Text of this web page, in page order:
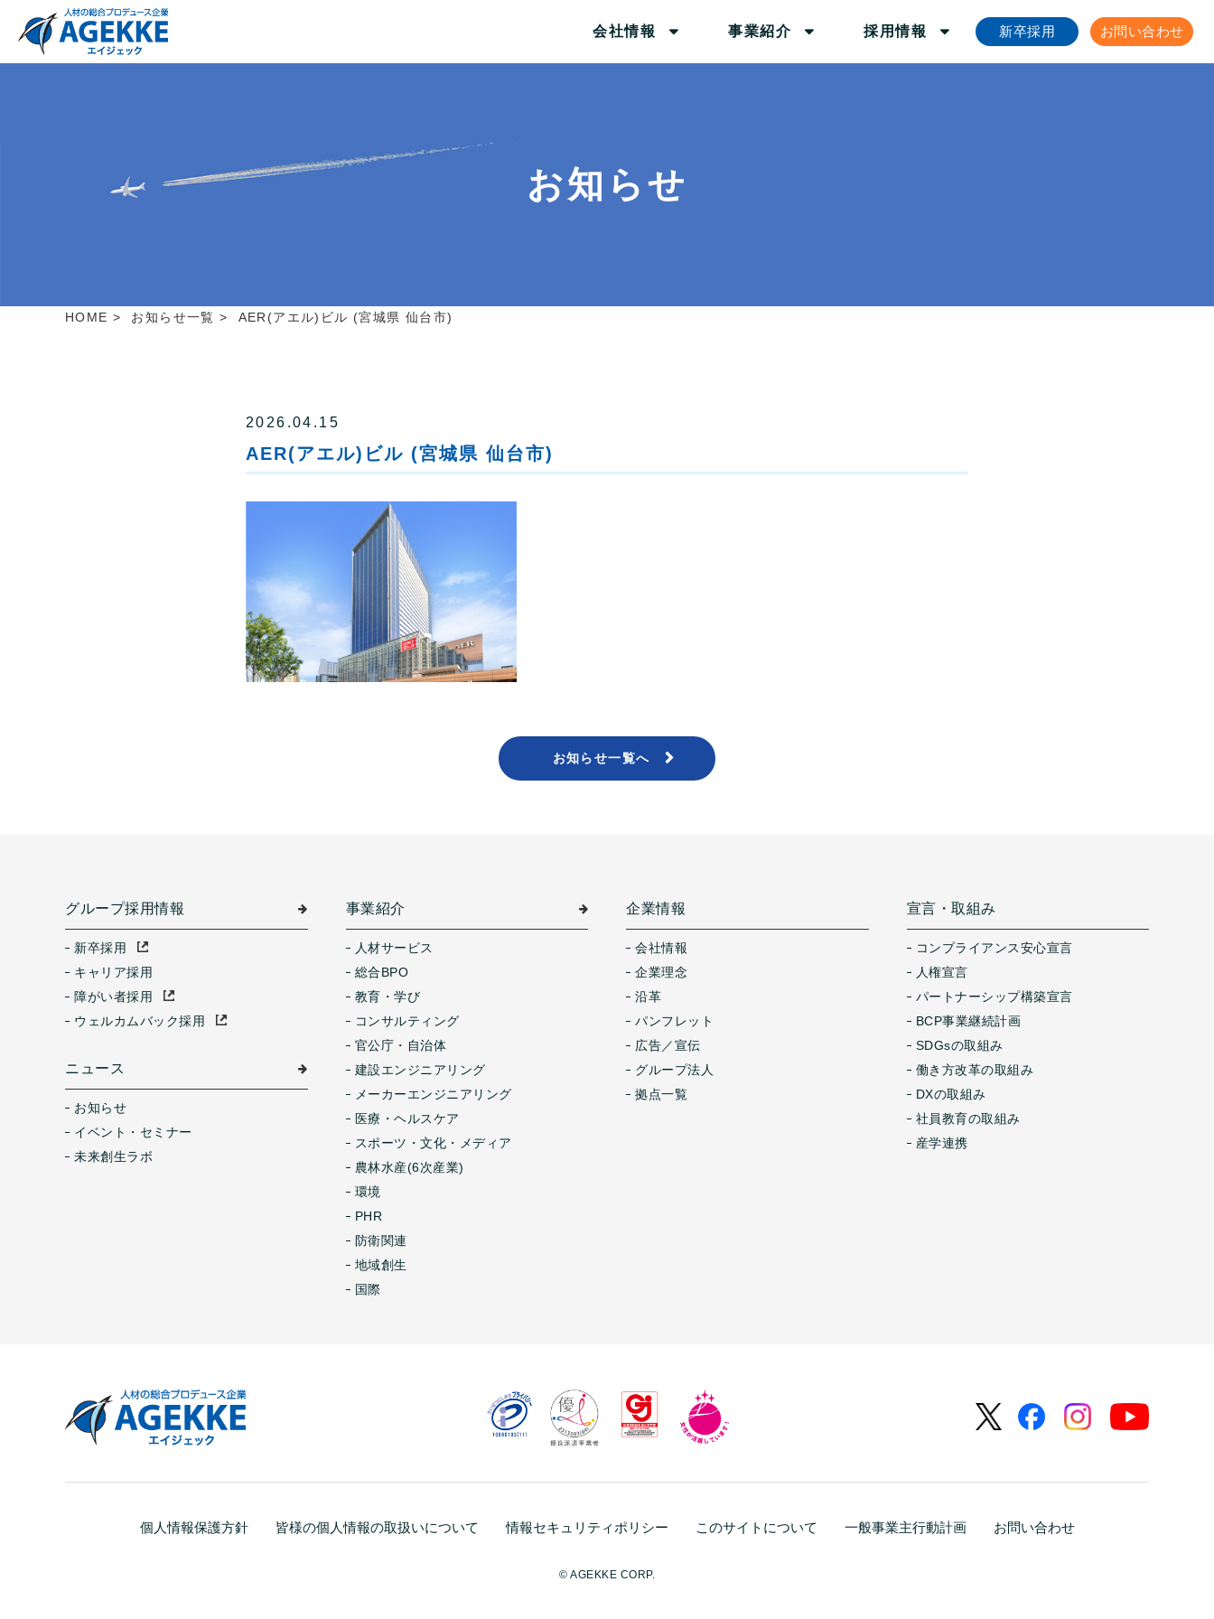
お問い合わせ
新卒採用
会社情報 事業紹介 採用情報
お知らせ
HOME > お知らせ一覧 > AER(アエル)ビル (宮城県 仙台市)
2026.04.15
AER(アエル)ビル (宮城県 仙台市)
お知らせ一覧へ
グループ採用情報
新卒採用
キャリア採用
障がい者採用
ウェルカムバック採用
ニュース
お知らせ
イベント・セミナー
未来創生ラボ
事業紹介
人材サービス
総合BPO
教育・学び
コンサルティング
官公庁・自治体
建設エンジニアリング
メーカーエンジニアリング
医療・ヘルスケア
スポーツ・文化・メディア
農林水産(6次産業)
環境
PHR
防衛関連
地域創生
国際
企業情報
会社情報
企業理念
沿革
パンフレット
広告／宣伝
グループ法人
拠点一覧
宣言・取組み
コンプライアンス安心宣言
人権宣言
パートナーシップ構築宣言
BCP事業継続計画
SDGsの取組み
働き方改革の取組み
DXの取組み
社員教育の取組み
産学連携
個人情報保護方針 皆様の個人情報の取扱いについて 情報セキュリティポリシー このサイトについて 一般事業主行動計画 お問い合わせ
© AGEKKE CORP.